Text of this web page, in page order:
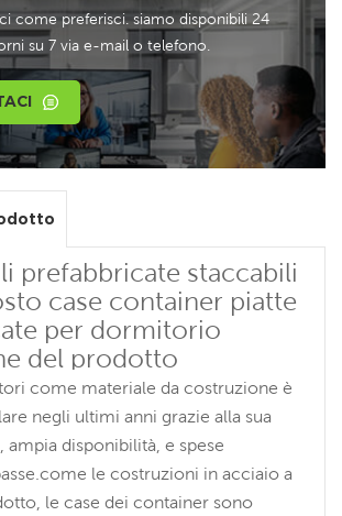
come preferisci. siamo disponibili 24
su 7 via e-mail o telefono.
prefabbricate staccabili
case container piatte
per dormitorio
del prodotto
come materiale da costruzione è
negli ultimi anni grazie alla sua
ampia disponibilità, e spese
le costruzioni in acciaio a
le case dei container sono